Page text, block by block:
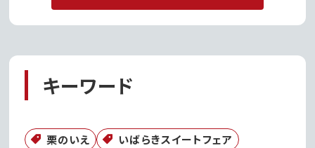
キーワード
栗のいえ
いばらきスイートフェア